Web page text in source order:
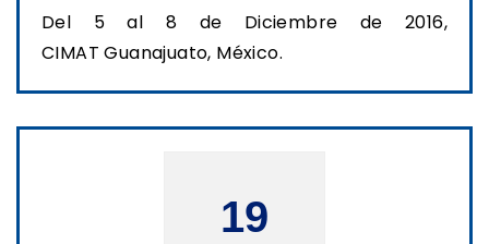
Del 5 al 8 de Diciembre de 2016,
CIMAT Guanajuato, México.
19